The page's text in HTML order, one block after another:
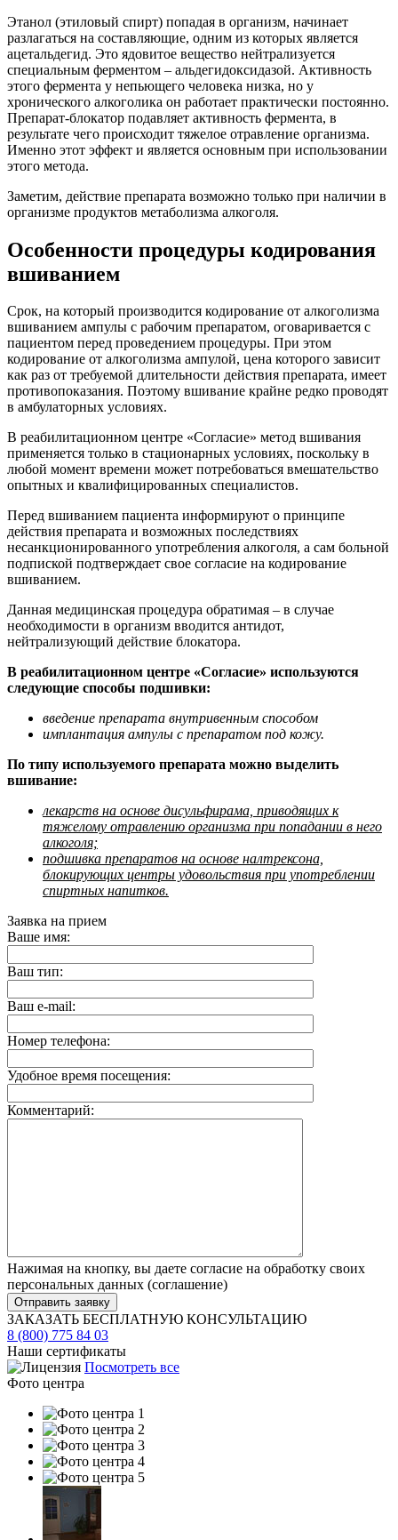
Этанол (этиловый спирт) попадая в организм, начинает
разлагаться на составляющие, одним из которых является
ацетальдегид. Это ядовитое вещество нейтрализуется
специальным ферментом – альдегидоксидазой. Активность
этого фермента у непьющего человека низка, но у
хронического алкоголика он работает практически постоянно.
Препарат-блокатор подавляет активность фермента, в
результате чего происходит тяжелое отравление организма.
Именно этот эффект и является основным при использовании
этого метода.
Заметим, действие препарата возможно только при наличии в
организме продуктов метаболизма алкоголя.
Особенности процедуры кодирования
вшиванием
Срок, на который производится кодирование от алкоголизма
вшиванием ампулы с рабочим препаратом, оговаривается с
пациентом перед проведением процедуры. При этом
кодирование от алкоголизма ампулой, цена которого зависит
как раз от требуемой длительности действия препарата, имеет
противопоказания. Поэтому вшивание крайне редко проводят
в амбулаторных условиях.
В реабилитационном центре «Согласие» метод вшивания
применяется только в стационарных условиях, поскольку в
любой момент времени может потребоваться вмешательство
опытных и квалифицированных специалистов.
Перед вшиванием пациента информируют о принципе
действия препарата и возможных последствиях
несанкционированного употребления алкоголя, а сам больной
подпиской подтверждает свое согласие на кодирование
вшиванием.
Данная медицинская процедура обратимая – в случае
необходимости в организм вводится антидот,
нейтрализующий действие блокатора.
В реабилитационном центре «Согласие» используются
следующие способы подшивки:
введение препарата внутривенным способом
имплантация ампулы с препаратом под кожу.
По типу используемого препарата можно выделить
вшивание:
лекарств на основе дисульфирама, приводящих к
тяжелому отравлению организма при попадании в него
алкоголя;
подшивка препаратов на основе налтрексона,
блокирующих центры удовольствия при употреблении
спиртных напитков.
Заявка на прием
Ваше имя:
Ваш тип:
Ваш e-mail:
Номер телефона:
Удобное время посещения:
Комментарий:
Нажимая на кнопку, вы даете согласие на обработку своих
персональных данных (соглашение)
ЗАКАЗАТЬ БЕСПЛАТНУЮ КОНСУЛЬТАЦИЮ
8 (800) 775 84 03
Наши сертификаты
Посмотреть все
Фото центра